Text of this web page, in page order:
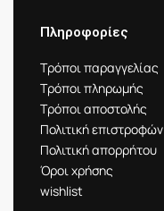
Πληροφορίες
Τρόποι παραγγελίας
Τρόποι πληρωμής
Τρόποι αποστολής
Πολιτική επιστροφών
Πολιτική απορρήτου
Όροι χρήσης
wishlist